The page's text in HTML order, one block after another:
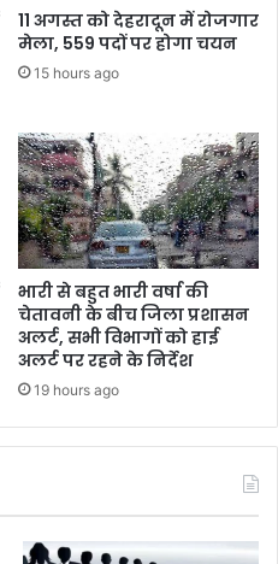
11 अगस्त को देहरादून में रोजगार
मेला, 559 पदों पर होगा चयन
15 hours ago
भारी से बहुत भारी वर्षा की
चेतावनी के बीच जिला प्रशासन
अलर्ट, सभी विभागों को हाई
अलर्ट पर रहने के निर्देश
19 hours ago